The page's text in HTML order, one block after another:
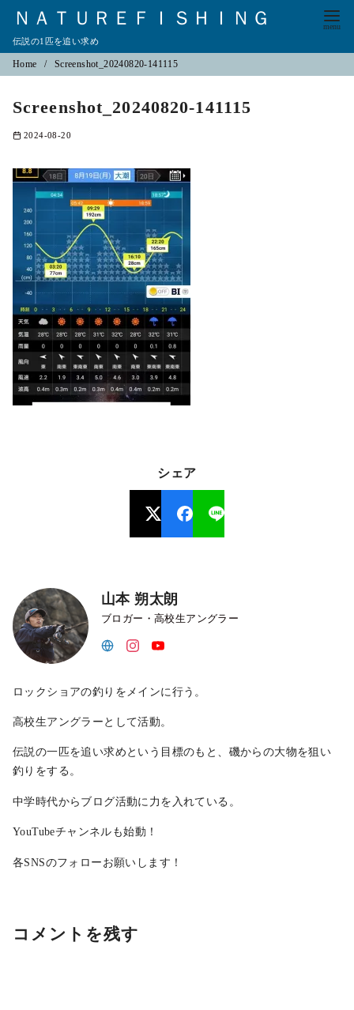
ＮＡＴＵＲＥＦＩＳＨＩＮＧ
伝説の1匹を追い求め
Home Screenshot_20240820-141115
Screenshot_20240820-141115
2024-08-20
シェア
山本 朔太朗
ブロガー・高校生アングラー
ロックショアの釣りをメインに行う。
高校生アングラーとして活動。
伝説の一匹を追い求めという目標のもと、磯からの大物を狙い
釣りをする。
中学時代からブログ活動に力を入れている。
YouTubeチャンネルも始動！
各SNSのフォローお願いします！
コメントを残す